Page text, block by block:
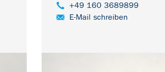
+49 160 3689899
E-Mail schreiben